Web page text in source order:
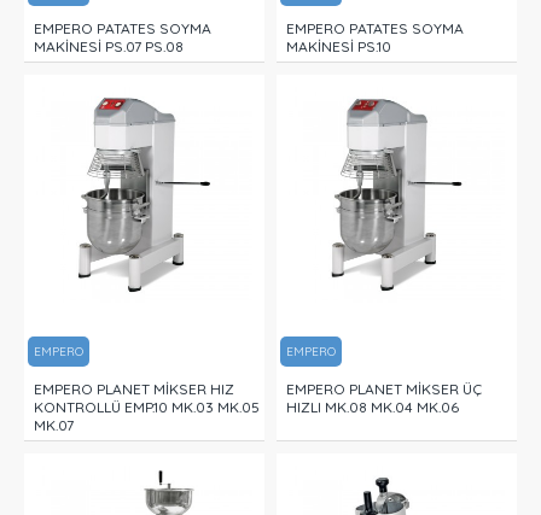
EMPERO PATATES SOYMA
MAKİNESİ PS.07 PS.08
EMPERO PATATES SOYMA
MAKİNESİ PS.10
EMPERO
EMPERO PLANET MİKSER HIZ
KONTROLLÜ EMP.10 MK.03 MK.05
MK.07
EMPERO
EMPERO PLANET MİKSER ÜÇ
HIZLI MK.08 MK.04 MK.06